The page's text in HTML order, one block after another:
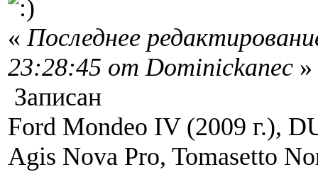
«Последнее
23:28:45 от Dominickanec »
Записан
Ford Mondeo IV (2009 г.),
Agis Nova Pro, Tomasetto